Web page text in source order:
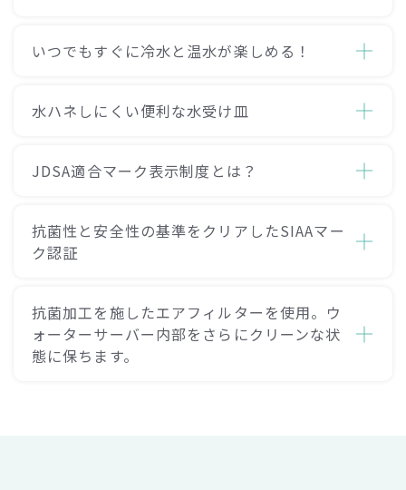
いつでもすぐに冷水と温水が楽しめる！
水ハネしにくい便利な水受け皿
JDSA適合マーク表示制度とは？
抗菌性と安全性の基準をクリアしたSIAAマー
ク認証
抗菌加工を施したエアフィルターを使用。 ウ
ォーターサーバー内部をさらにクリーンな状
態に保ちます。